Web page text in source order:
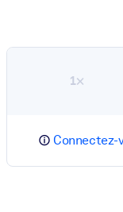
1×
Connectez-